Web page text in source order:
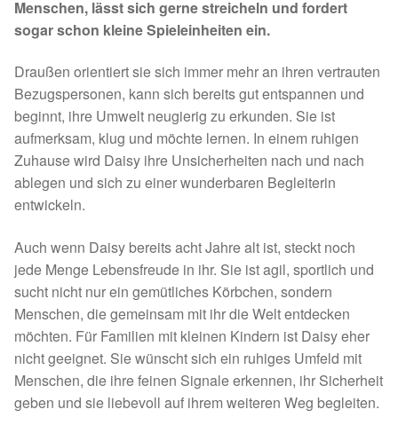
Auslandstierschutz
Schutzgebühr
Unsere Notnasen
Notnasen in Deutschland
Notnasen noch im Ausland
Notnasen mit Handicap
Wichtige Gedanken vor der Adoption
Sicherheitsgeschirr
Mittelmeerkrankheiten
Menschen, lässt sich gerne streicheln und fordert
sogar schon kleine Spieleinheiten ein.
Draußen orientiert sie sich immer mehr an ihren vertrauten
Bezugspersonen, kann sich bereits gut entspannen und
beginnt, ihre Umwelt neugierig zu erkunden. Sie ist
aufmerksam, klug und möchte lernen. In einem ruhigen
Zuhause wird Daisy ihre Unsicherheiten nach und nach
ablegen und sich zu einer wunderbaren Begleiterin
entwickeln.
Auch wenn Daisy bereits acht Jahre alt ist, steckt noch
jede Menge Lebensfreude in ihr. Sie ist agil, sportlich und
sucht nicht nur ein gemütliches Körbchen, sondern
Menschen, die gemeinsam mit ihr die Welt entdecken
möchten. Für Familien mit kleinen Kindern ist Daisy eher
nicht geeignet. Sie wünscht sich ein ruhiges Umfeld mit
Menschen, die ihre feinen Signale erkennen, ihr Sicherheit
geben und sie liebevoll auf ihrem weiteren Weg begleiten.